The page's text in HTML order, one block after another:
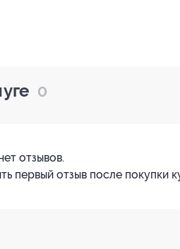
0
отзывов.
первый отзыв после покупки